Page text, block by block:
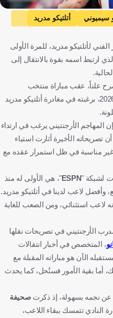
سيميوني
أتلتيكو مدريد
الأرجنتين
إسبانيا
كرة قدم
لأتلتيكو مدريد، للمرة الأولى
ارتبط اسمه بقوة بالانتقال إلى
صرح علناً، عقب مباراة منتخب
الأرجنتين أمام النمسا في كأس العالم 2026، برغبته في مغادرة أتلتيكو مدريد
المهاجم الأرجنتيني يرغب في ارتداء
تصريحاته الأخيرة أثارت استياء
غير مناسبة في ظل استمرار عقده مع
لشبكة "ESPN"، هي الأولى له منذ
وأفضل لاعب لدينا في أتلتيكو مدريد.
لاعب استثنائي، ومن الصعب للغاية
الأرجنتيني في تصريحات نقلها
، المتخصص في أخبار انتقالات
الآن هو مباراته المقبلة مع
أما بقية الأمور فستُحل، كما يحدث
عن نجمه بسهولة، إذ ذكرتصحيفة
النادي تتمسك ببقاء اللاعب،